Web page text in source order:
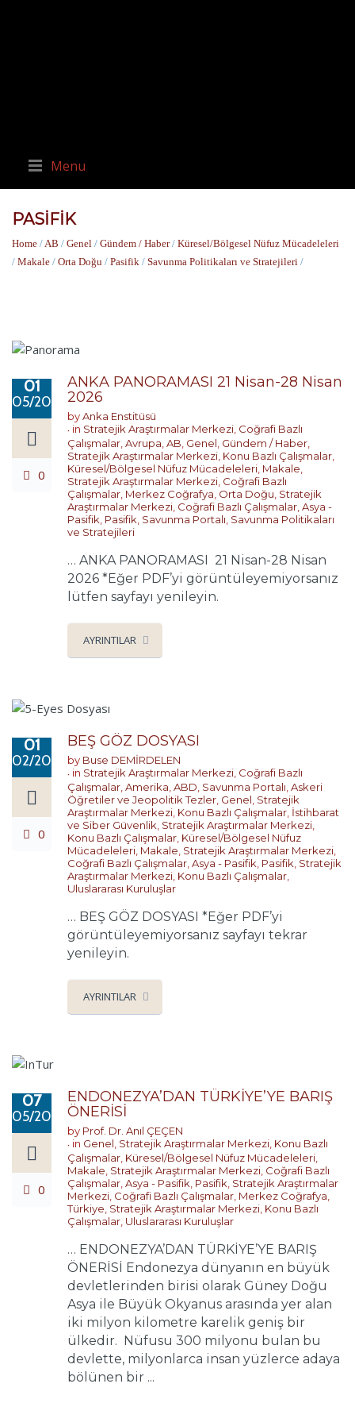
Menu
PASIFIK
Home /AB / Genel / Gündem / Haber/ Küresel/Bölgesel Nüfuz Mücadeleleri
/ Makale / Orta Doğu / Pasifik / Savunma Politikaları ve Stratejileri /
01
05/2026
0
ANKA PANORAMASI 21 Nisan-28 Nisan
2026
byAnka Enstitüsü
in Stratejik Araştırmalar Merkezi, Coğrafi Bazlı
Çalışmalar,Avrupa,AB, Genel, Gündem / Haber,
Stratejik Araştırmalar Merkezi, Konu Bazlı Çalışmalar,
Küresel/Bölgesel Nüfuz Mücadeleleri, Makale,
Stratejik Araştırmalar Merkezi, Coğrafi Bazlı
Çalışmalar, Merkez Coğrafya, Orta Doğu, Stratejik
Araştırmalar Merkezi, Coğrafi Bazlı Çalışmalar,Asya -
Pasifik, Pasifik, Savunma Portalı, Savunma Politikaları
ve Stratejileri
… ANKA PANORAMASI 21 Nisan-28 Nisan
2026 *Eğer PDF’yi görüntüleyemiyorsanız
lütfen sayfayı yenileyin.
AYRINTILAR
01
02/2025
0
BEŞ GÖZ DOSYASI
by Buse DEMİRDELEN
in Stratejik Araştırmalar Merkezi Coğrafi Bazlı
Çalışmalar Amerika ABD Savunma Portalı Askeri
Öğretiler ve Jeopolitik Tezler Genel Stratejik
Araştırmalar Merkezi Konu Bazlı Çalışmalar İstihbarat
ve Siber Güvenlik Stratejik Araştırmalar Merkezi
Konu Bazlı Çalışmalar Küresel/Bölgesel Nüfuz
Mücadeleleri Makale Stratejik Araştırmalar Merkezi
Coğrafi Bazlı Çalışmalar Asya - Pasifik Pasifik Stratejik
Araştırmalar Merkezi Konu Bazlı Çalışmalar
Uluslararası Kuruluşlar
… BEŞ GÖZ DOSYASI *Eğer PDF’yi
görüntüleyemiyorsanız sayfayı tekrar
yenileyin.
AYRINTILAR
07
05/2024
0
ENDONEZYA’DAN TÜRKİYE’YE BARIŞ
ÖNERİSİ
by Prof. Dr. Anıl ÇEÇEN
in Genel, Stratejik Araştırmalar Merkezi, Konu Bazlı
Çalışmalar, Küresel/Bölgesel Nüfuz Mücadeleleri,
Makale, Stratejik Araştırmalar Merkezi, Coğrafi Bazlı
Çalışmalar,Asya - Pasifik, Pasifik, Stratejik Araştırmalar
Merkezi, Coğrafi Bazlı Çalışmalar, Merkez Coğrafya,
Türkiye, Stratejik Araştırmalar Merkezi, Konu Bazlı
Çalışmalar, Uluslararası Kuruluşlar
… ENDONEZYA’DAN TÜRKİYE’YE BARIŞ
ÖNERİSİ Endonezya dünyanın en büyük
devletlerinden birisi olarak Güney Doğu
Asya ile Büyük Okyanus arasında yer alan
iki milyon kilometre karelik geniş bir
ülkedir. Nüfusu 300 milyonu bulan bu
devlette, milyonlarca insan yüzlerce adaya
bölünen bir ...